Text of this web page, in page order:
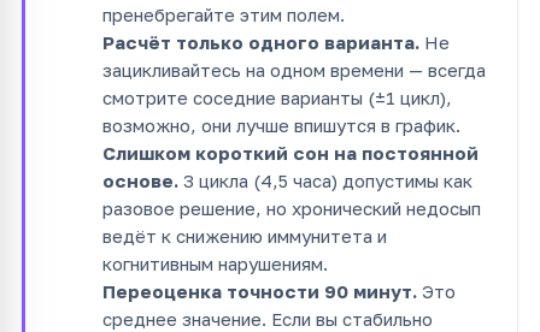
пренебрегайте этим полем.
Расчёт только одного варианта. Не
зацикливайтесь на одном времени — всегда
смотрите соседние варианты (±1 цикл),
возможно, они лучше впишутся в график.
Слишком короткий сон на постоянной
основе. 3 цикла (4,5 часа) допустимы как
разовое решение, но хронический недосып
ведёт к снижению иммунитета и
когнитивным нарушениям.
Переоценка точности 90 минут. Это
среднее значение. Если вы стабильно